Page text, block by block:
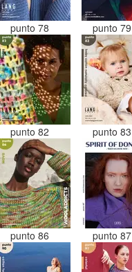
punto 78 punto 79
punto 82 punto 83
punto 86 punto 87